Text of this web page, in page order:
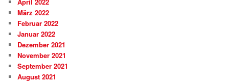
März 2022
Februar 2022
Januar 2022
Dezember 2021
November 2021
September 2021
August 2021